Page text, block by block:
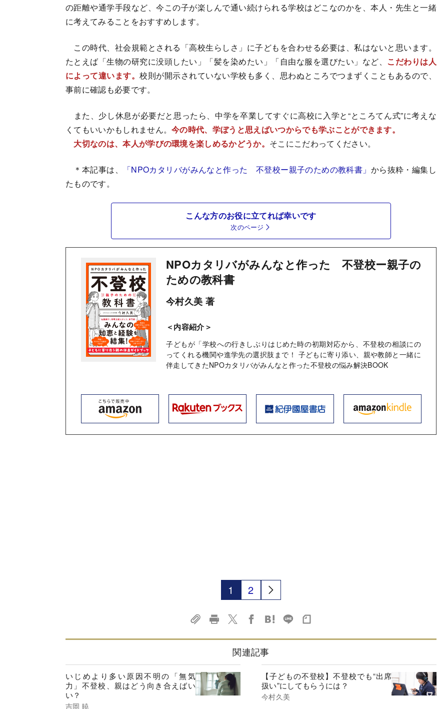
の距離や通学手段など、今この子が楽しんで通い続けられる学校はどこなのかを、本人・先生と一緒
に考えてみることをおすすめします。
この時代、社会規範とされる「高校生らしさ」に子どもを合わせる必要は、私はないと思います。
たとえば「生物の研究に没頭したい」「髪を染めたい」「自由な服を選びたい」など、 こだわりは人
によって違います。校則が開示されていない学校も多く、思わぬところでつまずくこともあるので、
事前に確認も必要です。
また、少し休息が必要だと思ったら、中学を卒業してすぐに高校に入学と“ところてん式”に考えな
くてもいいかもしれません。今の時代、学ぼうと思えばいつからでも学ぶことができます。
大切なのは、本人が学びの環境を楽しめるかどうか。 そこにこだわってください。
＊本記事は、 「NPOカタリバがみんなと作った 不登校ー親子のための教科書」 から抜粋・編集し
たものです。
こんな方のお役に立てれば幸いです
次のページ
NPOカタリバがみんなと作った 不登校ー親子の
ための教科書
今村久美 著
＜内容紹介＞
子どもが「学校への行きしぶりはじめた時の初期対応から、不登校の相談にの
ってくれる機関や進学先の選択肢まで！ 子どもに寄り添い、親や教師と一緒に
伴走してきたNPOカタリバがみんなと作った不登校の悩み解決BOOK
1 2
関連記事
いじめより多い原因不明の「無気
力」不登校、親はどう向き合えばい
い？
吉岡 暁
【子どもの不登校】不登校でも“出席
扱い”にしてもらうには？
今村久美